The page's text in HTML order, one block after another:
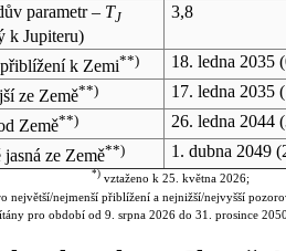
parametr – TJ
k Jupiteru)
3,8
k Zemi**) 18. ledna 2035
ze Země**) 17. ledna 2035
Země**) 26. ledna 2044
ze Země**) 1. dubna 2049
*)vztaženo k 25. května 2026;
největší/nejmenší přiblížení a nejnižší/nejvyšší
pro období od 9. srpna 2026 do 31. prosince